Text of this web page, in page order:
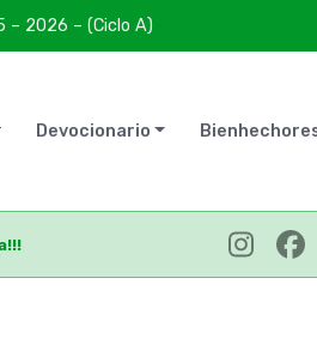
– 2026 – (Ciclo A)
Devocionario